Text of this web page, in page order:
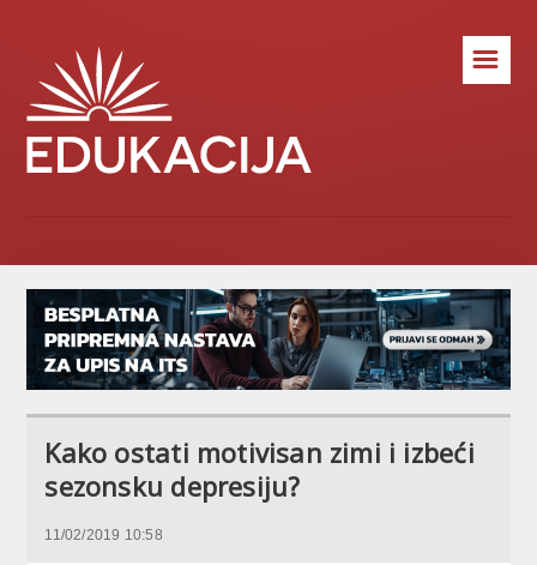
☰
Kako ostati motivisan zimi i izbeći
sezonsku depresiju?
11/02/2019 10:58